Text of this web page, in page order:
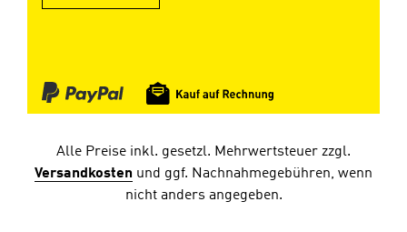
Alle Preise inkl. gesetzl. Mehrwertsteuer zzgl.
Versandkosten und ggf. Nachnahmegebühren, wenn
nicht anders angegeben.